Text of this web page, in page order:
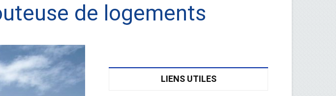
de logements
LIENS UTILES